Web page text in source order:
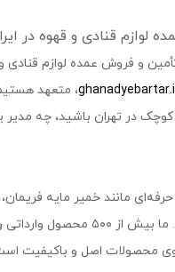
لوازم قنادی و قهوه در
و فروش عمده لوازم قنادی و
، متعهد
در تهران باشید، چه مدیر
حرفه‌ای مانند خمیر مایه
اصل، روبوستا فله‌ای و
محصولات اصل و باکیفیت